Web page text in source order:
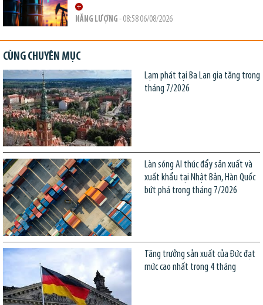
NĂNG LƯỢNG - 08:58 06/08/2026
CÙNG CHUYÊN MỤC
Lạm phát tại Ba Lan gia tăng trong
tháng 7/2026
Làn sóng AI thúc đẩy sản xuất và
xuất khẩu tại Nhật Bản, Hàn Quốc
bứt phá trong tháng 7/2026
Tăng trưởng sản xuất của Đức đạt
mức cao nhất trong 4 tháng